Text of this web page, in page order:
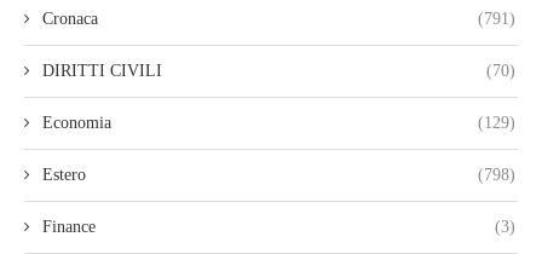
Cronaca (791)
DIRITTI CIVILI (70)
Economia (129)
Estero (798)
Finance (3)